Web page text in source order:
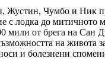
Жустин, Чумбо и Ник
с лодка до митичното
мили от брега на Сан
на живота
и болезнени